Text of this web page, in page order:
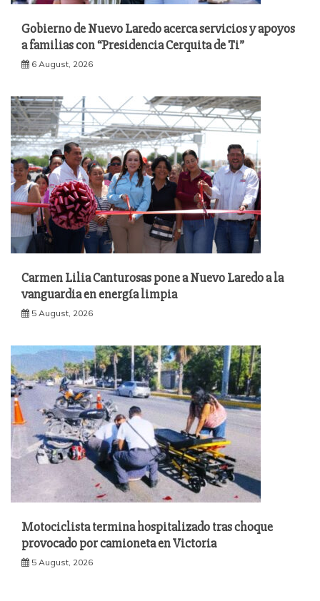
Gobierno de Nuevo Laredo acerca servicios y apoyos
a familias con “Presidencia Cerquita de Ti”
6 August, 2026
Carmen Lilia Canturosas pone a Nuevo Laredo a la
vanguardia en energía limpia
5 August, 2026
Motociclista termina hospitalizado tras choque
provocado por camioneta en Victoria
5 August, 2026